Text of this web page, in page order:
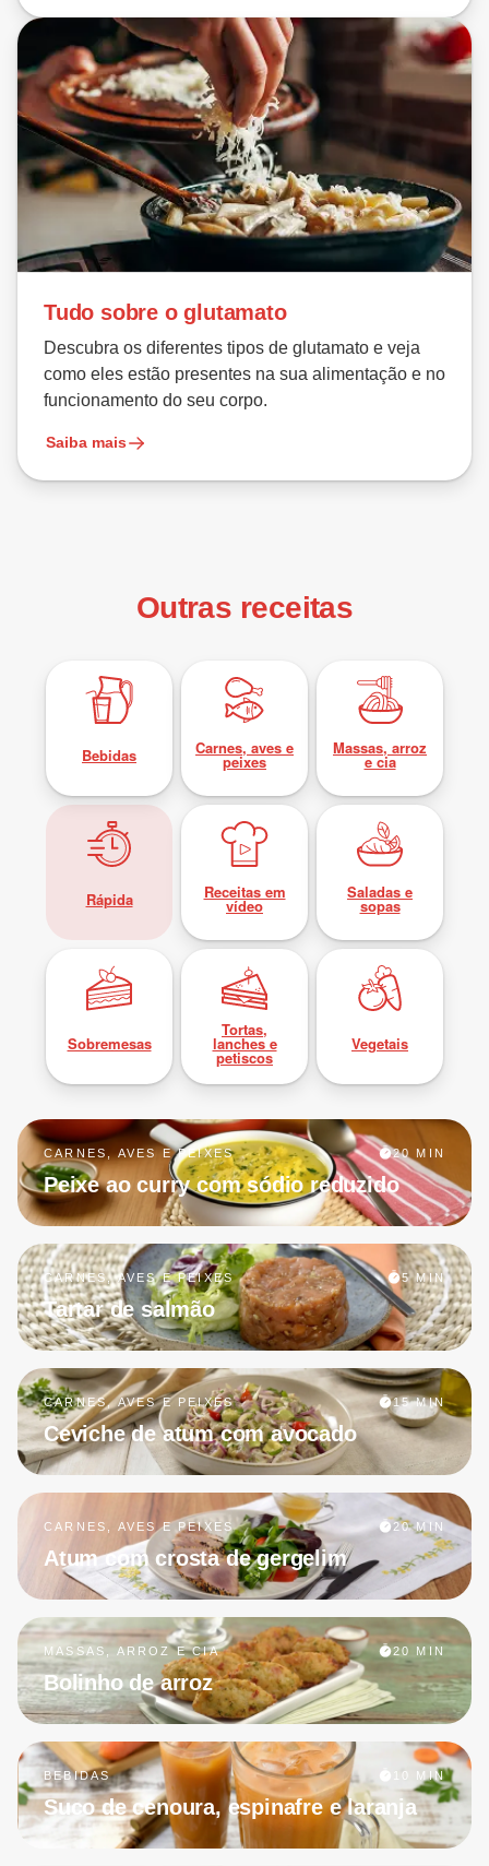
Tudo sobre o glutamato
Descubra os diferentes tipos de glutamato e veja
como eles estão presentes na sua alimentação e no
funcionamento do seu corpo.
Saiba mais
Outras receitas
Bebidas Carnes, aves e
peixes
Massas, arroz
e cia
Rápida Receitas em
vídeo
Saladas e
sopas
Sobremesas
Tortas,
lanches e
petiscos
Vegetais
CARNES, AVES E PEIXES 20 MIN
Peixe ao curry com sódio reduzido
CARNES, AVES E PEIXES 5 MIN
Tartar de salmão
CARNES, AVES E PEIXES 15 MIN
Ceviche de atum com avocado
CARNES, AVES E PEIXES 20 MIN
Atum com crosta de gergelim
MASSAS, ARROZ E CIA 20 MIN
Bolinho de arroz
BEBIDAS 10 MIN
Suco de cenoura, espinafre e laranja